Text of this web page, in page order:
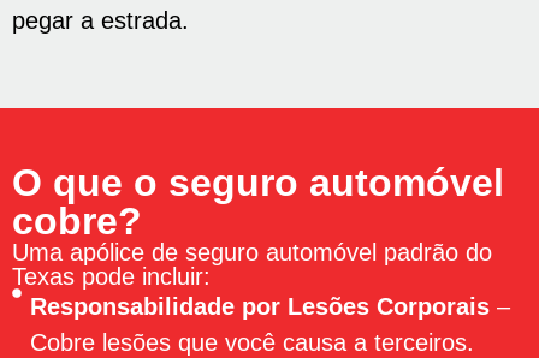
pegar a estrada.
O que o seguro automóvel
cobre?
Uma apólice de seguro automóvel padrão do
Texas pode incluir:
Responsabilidade por Lesões Corporais –
Cobre lesões que você causa a terceiros.